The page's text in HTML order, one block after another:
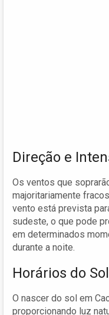
Direção e
Os ventos que
majoritariamente
vento está prevista
sudeste, o que pode
em determinados
durante a noite.
Horários do
O nascer do sol em
proporcionando luz